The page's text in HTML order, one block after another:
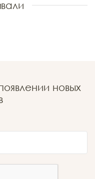
новых